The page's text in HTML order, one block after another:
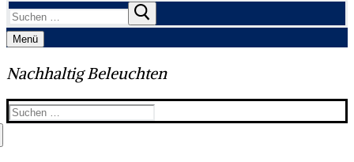
Suchen
nach:
Menü
Nachhaltig Beleuchten
Suchen
nach: